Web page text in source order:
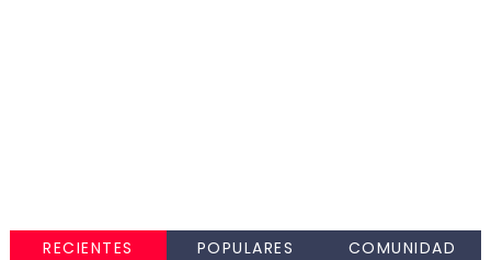
RECIENTES POPULARES COMUNIDAD